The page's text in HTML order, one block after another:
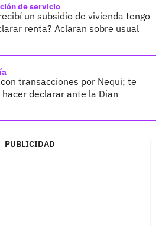
de servicio
un subsidio de vivienda tengo
renta? Aclaran sobre usual
transacciones por Nequi; te
hacer declarar ante la Dian
PUBLICIDAD